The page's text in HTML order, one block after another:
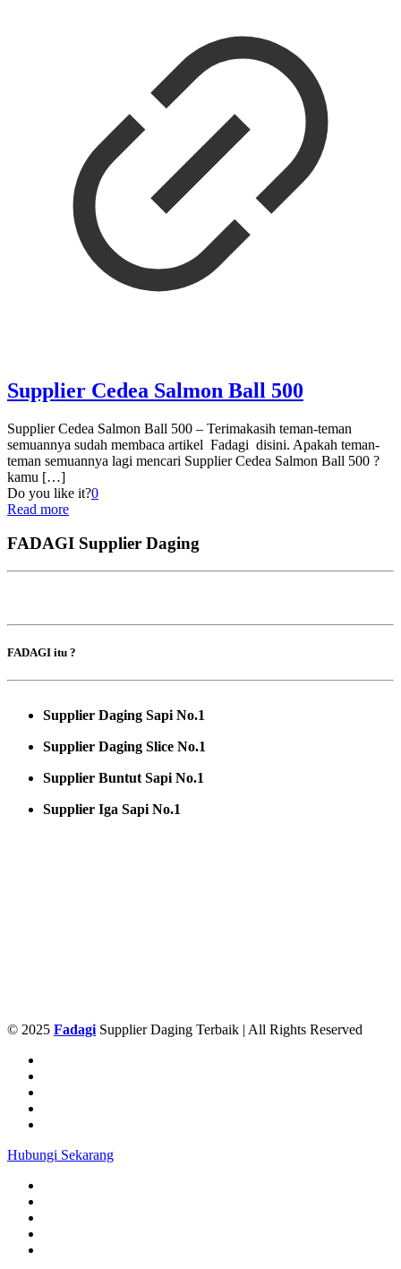
Supplier Cedea Salmon Ball 500
Supplier Cedea Salmon Ball 500 – Terimakasih teman-teman
semuannya sudah membaca artikel Fadagi disini. Apakah teman-
teman semuannya lagi mencari Supplier Cedea Salmon Ball 500 ?
kamu […]
Do you like it?0
Read more
FADAGI Supplier Daging
FADAGI itu ?
Supplier Daging Sapi No.1
Supplier Daging Slice No.1
Supplier Buntut Sapi No.1
Supplier Iga Sapi No.1
© 2025 FadagiSupplier Daging Terbaik | All Rights Reserved
Hubungi Sekarang